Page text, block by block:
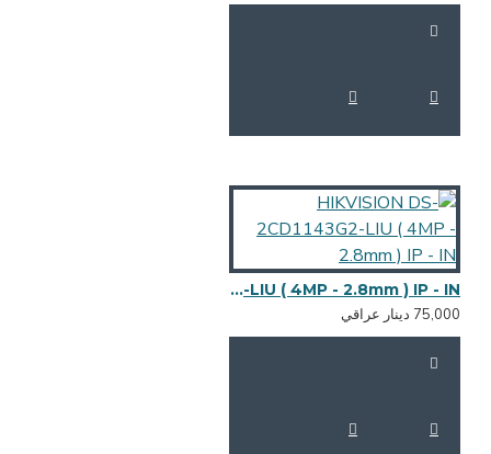
HIKVISION DS-2CD1143G2-LIU ( 4MP - 2.8mm ) IP - IN